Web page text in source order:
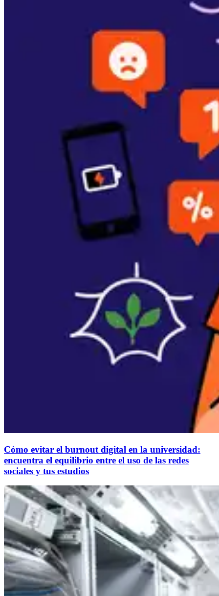
Cómo evitar el burnout digital en la universidad:
encuentra el equilibrio entre el uso de las redes
sociales y tus estudios